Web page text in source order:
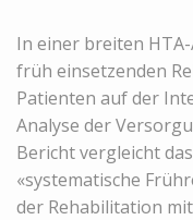
In einer breiten
früh einsetzenden
Patienten auf der
Analyse der
Bericht vergleicht
«systematische
der Rehabilitation